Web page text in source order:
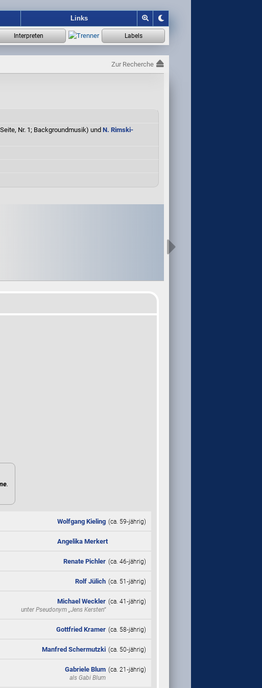
Links
Zur Recherche
Nr. 1; Backgroundmusik) und N. Rimski-
.
Wolfgang Kieling (ca. 59‑jährig)
Angelika Merkert
Renate Pichler (ca. 46‑jährig)
Rolf Jülich (ca. 51‑jährig)
Michael Weckler
unter Pseudonym„Jens Kersten“
(ca. 41‑jährig)
Gottfried Kramer (ca. 58‑jährig)
Manfred Schermutzki (ca. 50‑jährig)
Gabriele Blum
alsGabi Blum
(ca. 21‑jährig)